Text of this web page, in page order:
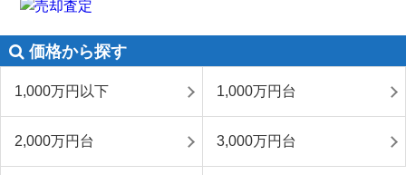
価格から探す
1,000万円以下 1,000万円台
2,000万円台 3,000万円台